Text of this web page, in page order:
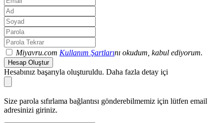
Miyavru.com Kullanım Şartlarını okudum, kabul ediyorum.
Hesap Oluştur
Hesabınız başarıyla oluşturuldu. Daha fazla detay içi
Size parola sıfırlama bağlantısı gönderebilmemiz için lütfen email
adresinizi giriniz.